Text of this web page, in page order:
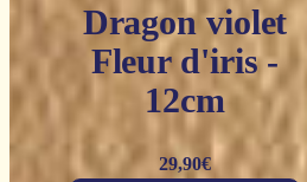
Dragon violet
Fleur d'iris -
12cm
29,90€